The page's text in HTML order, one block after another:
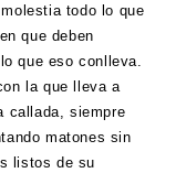
todo lo que
que deben
que eso conlleva.
la que lleva a
callada, siempre
matones sin
listos de su